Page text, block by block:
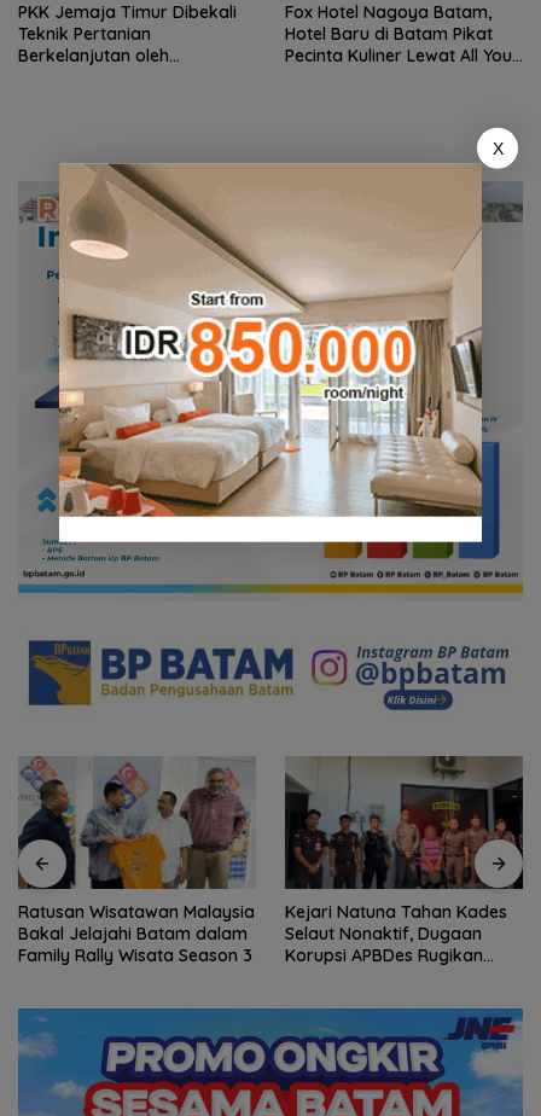
PKK Jemaja Timur Dibekali
Teknik Pertanian
Berkelanjutan oleh
Fox Hotel Nagoya Batam,
Hotel Baru di Batam Pikat
Pecinta Kuliner Lewat All You
Ratusan Wisatawan Malaysia
Bakal Jelajahi Batam dalam
Family Rally Wisata Season 3
Kejari Natuna Tahan Kades
Selaut Nonaktif, Dugaan
Korupsi APBDes Rugikan
X